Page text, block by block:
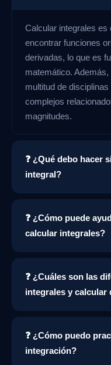
Calcular integrales es
encontrar funciones
derivadas, lo que es
matemático.
multitud de
complejos
magnitudes.
❓ ¿Qué debo hacer
integral?
❓ ¿Cómo puede
calcular integrales?
❓ ¿Cuáles son las
integrales y calcular
❓ ¿Cómo puedo
integración?